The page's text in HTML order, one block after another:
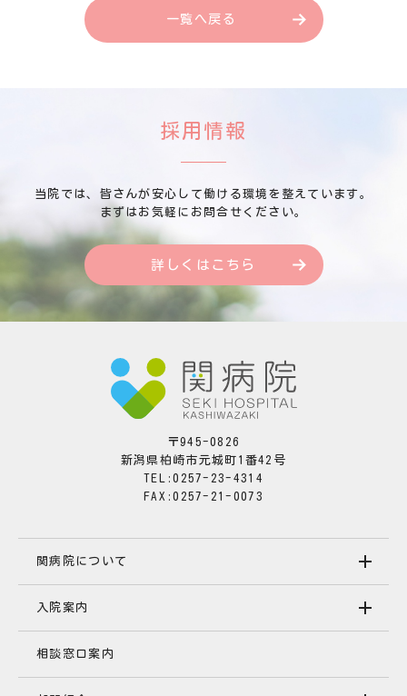
一覧へ戻る
採用情報
当院では、皆さんが安心して働ける環境を整えています。
まずはお気軽にお問合せください。
詳しくはこちら
〒945-0826
新潟県柏崎市元城町1番42号
TEL:0257-23-4314
FAX:0257-21-0073
関病院について
入院案内
相談窓口案内